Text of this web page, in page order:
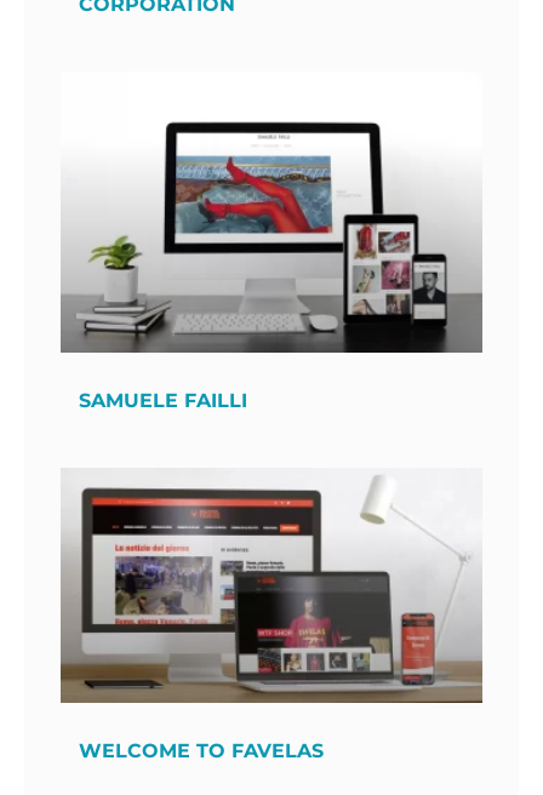
SAMUELE FAILLI
WELCOME TO FAVELAS